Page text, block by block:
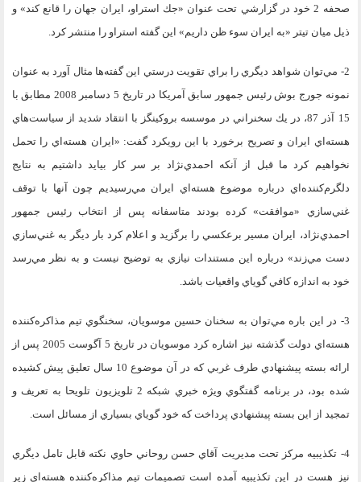
صحفه 2 خود در گزارشي تحت عنوان «جك استراو، ايران جهان را قانع كند» و
ذيل ميان تيتر «به ايران سوء ظن داريم» اين گفته استراو را منتشر كرد.
2- مي‌توان شواهد ديگري را براي تقويت درستي اين گفته‌ها مثال آورد به عنوان
نمونه جورج بوش رئيس جمهور سابق آمريكا در تاريخ 5 دسامبر 2008 مطابق با
15 آذر 87، در يك سخنراني در موسسه بروكينگز با انتقاد شديد از سياست‌هاي
هسته‌اي ايران و تصريح برخورد با اين رويكرد گفت: «ايران هسته‌اي را تحمل
نخواهيم كرد ما قبل از آنكه احمدي‌نژاد بر سر كار بيايد داشتيم به نتايج
دلگرم‌كننده‌اي درباره موضوع هسته‌اي ايران مي‌رسيديم چون آنها با توقف
غني‌سازي «موافقت» كرده بودند متاسفانه پس از انتخاب رئيس جمهور
احمدي‌نژاد، ايران مسير برعكسي را برگزيد و اعلام كرد بار ديگر به غني‌سازي
دست مي‌زند» درباره اين مستندات نيازي به توضيح نيست و به نظر مي‌رسد
خود به اندازه كافي گوياي واقعيات باشد.
3- در اين باره مي‌توان به سخنان حسين موسويان، سخنگوي تيم مذاكره‌كننده
هسته‌اي دولت گذشته نيز اشاره كرد موسويان در تاريخ 5 آگوست 2005 پس از
ارائه بسته پيشنهادي طرف غربي كه در آن موضوع 10 سال تعليق پيش كشيده
شده بود، در برنامه گفتگوي ويژه خبري شبكه 2 تلويزيون تلويحا به تعريف و
تمجيد از اين بسته پيشنهادي پرداخت كه خود گوياي بسياري از مسائل است.
4- تكذيبيه مركز تحت مديريت آقاي حسن روحاني حاوي نكته قابل تامل ديگري
نيز هست در اين تكذيبيه آمده است تصميمات تيم مذاكره‌كننده هسته‌اي زير